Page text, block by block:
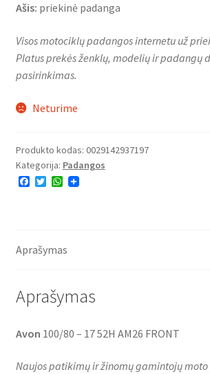
Ašis: priekinė padanga
Visos motociklų padangos internetu už
Platus prekės ženklų, modelių ir padangų
pasirinkimas.
Neturime
Produkto kodas: 0029142937197
Kategorija: Padangos
F
o
T
r
W
p
Aprašymas
Aprašymas
Avon 100/80 – 17 52H AM26 FRONT
Naujos patikimų ir žinomų gamintojų